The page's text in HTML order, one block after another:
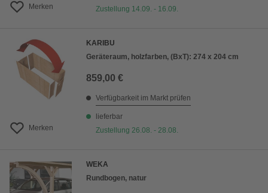
Merken
Zustellung 14.09. - 16.09.
Merken
KARIBU
Geräteraum, holzfarben, (BxT): 274 x 204 cm
859,00 €
Verfügbarkeit im Markt prüfen
lieferbar
Zustellung 26.08. - 28.08.
WEKA
Rundbogen, natur